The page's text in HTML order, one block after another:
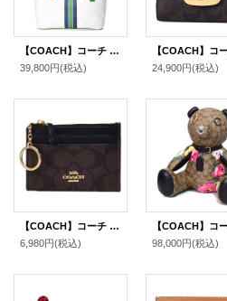
【COACH】コーチ バッグ コーティングキャンパス レザー シグネチャー ギャラリー ストライプ ジップトートバッグ チャークマルチ〔日本未発売〕
39,800円(税込)
24,900円(税込)
【COACH】コーチ コーティングキャンバス スムースレザー シグネチャー キーリング付き ミニ スキニー IDケース コインケース ブラウン×ブラック（日本未発売）
6,980円(税込)
98,000円(税込)